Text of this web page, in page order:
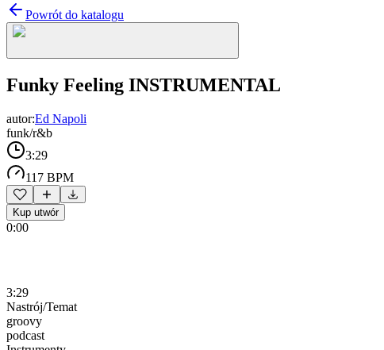
Powrót do katalogu
Funky Feeling INSTRUMENTAL
autor:Ed Napoli
funk/r&b
3:29
117 BPM
Kup utwór
0:00
3:29
Nastrój/Temat
groovy
podcast